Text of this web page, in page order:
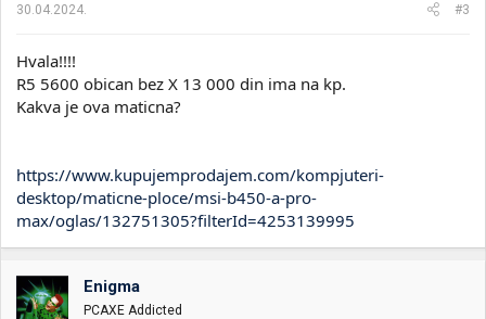
:
30.04.2024. #3
Hvala!!!!
R5 5600 obican bez X 13 000 din ima na kp.
Kakva je ova maticna?
https://www.kupujemprodajem.com/kompjuteri-
desktop/maticne-ploce/msi-b450-a-pro-
max/oglas/132751305?filterId=4253139995
Enigma
PCAXE Addicted